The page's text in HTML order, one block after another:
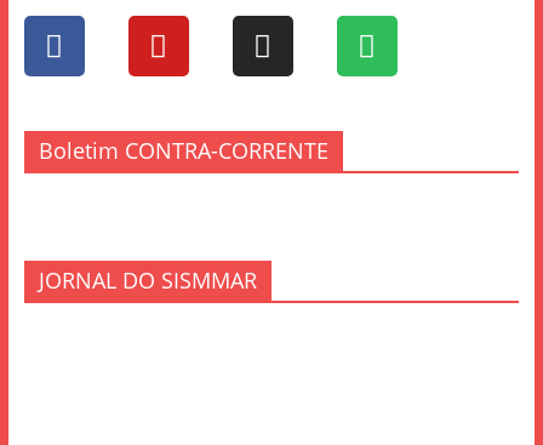
Boletim CONTRA-CORRENTE
JORNAL DO SISMMAR